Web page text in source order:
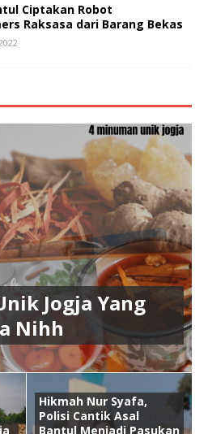
Ciptakan Robot
Raksasa dari Barang Bekas
Jogja Yang
Nihh
Hikmah Nur Syafa,
Polisi Cantik Asal
Bantul Menjadi Pasukan